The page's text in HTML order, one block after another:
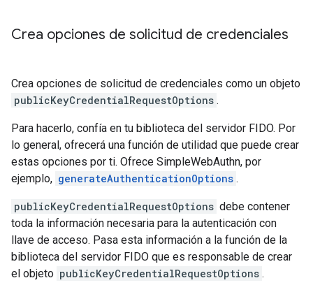
Crea opciones de solicitud de credenciales
Crea opciones de solicitud de credenciales como un objeto
publicKeyCredentialRequestOptions .
Para hacerlo, confía en tu biblioteca del servidor FIDO. Por
lo general, ofrecerá una función de utilidad que puede crear
estas opciones por ti. Ofrece SimpleWebAuthn, por
ejemplo, generateAuthenticationOptions .
publicKeyCredentialRequestOptions debe contener
toda la información necesaria para la autenticación con
llave de acceso. Pasa esta información a la función de la
biblioteca del servidor FIDO que es responsable de crear
el objeto publicKeyCredentialRequestOptions .